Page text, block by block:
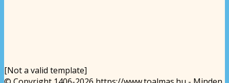
[Not a valid template]